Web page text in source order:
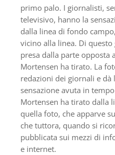
primo palo. I giornalisti,
televisivo, hanno la
dalla linea di fondo
vicino alla linea. Di questo
presa dalla parte opposta
Mortensen ha tirato. La
redazioni dei giornali e dà
sensazione avuta in
Mortensen ha tirato dalla
quella foto, che apparve
che tuttora, quando si
pubblicata sui mezzi di
e internet.